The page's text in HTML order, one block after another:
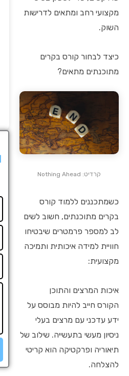
מקצועי רחב ומתאים לדרישות
השוק.
כיצד לבחור קורס בקרים
מתוכנתים מתאים?
קרדיט: Nothing Ahead
כשמתכננים ללמוד קורס
בקרים מתוכנתים, חשוב לשים
לב למספר פרמטרים שיבטיחו
חוויית למידה איכותית ותמיכה
מקצועית:
איכות המרצים והתוכן
הקורס חייב להיות מבוסס על
ידע עדכני עם מרצים בעלי
ניסיון מעשי בתעשייה. שילוב של
תיאוריה ופרקטיקה הוא קריטי
להצלחה.